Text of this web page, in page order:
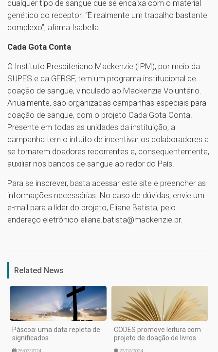
qualquer tipo de sangue que se encaixa com o material
genético do receptor. “É realmente um trabalho bastante
complexo”, afirma Isabella.
Cada Gota Conta
O Instituto Presbiteriano Mackenzie (IPM), por meio da
SUPES e da GERSF, tem um programa institucional de
doação de sangue, vinculado ao Mackenzie Voluntário.
Anualmente, são organizadas campanhas especiais para
doação de sangue, com o projeto Cada Gota Conta.
Presente em todas as unidades da instituição, a
campanha tem o intuito de incentivar os colaboradores a
se tornarem doadores recorrentes e, consequentemente,
auxiliar nos bancos de sangue ao redor do País.
Para se inscrever, basta acessar este site e preencher as
informações necessárias. No caso de dúvidas, envie um
e-mail para a líder do projeto, Eliane Batista, pelo
endereço eletrônico eliane.batista@mackenzie.br.
Related News
Páscoa: uma data repleta de
significados
26/03/2024
CODES promove leitura com
projeto de doação de livros
22/02/2024